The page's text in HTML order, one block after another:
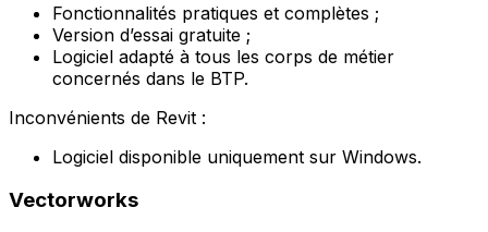
Fonctionnalités pratiques et complètes ;
Version d’essai gratuite ;
Logiciel adapté à tous les corps de métier
concernés dans le BTP.
Inconvénients de Revit :
Logiciel disponible uniquement sur Windows.
Vectorworks